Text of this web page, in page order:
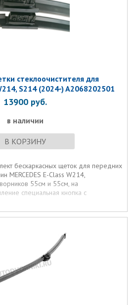
стеклоочистителя для
S214 (2024-) A2068202501
13900 руб.
в наличии
В КОРЗИНУ
бескаркасных щеток для передних
MERCEDES E-Class W214,
55см и 55см, на
специальная кнопка с